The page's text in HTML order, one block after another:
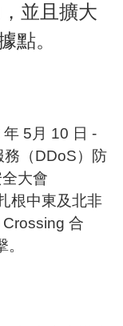
並且擴大
點。
5月 10 日 -
務（DDoS）防
大會
根中東及北非
合